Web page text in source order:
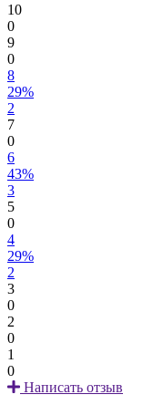
10
0
9
0
8
29%
2
7
0
6
43%
3
5
0
4
29%
2
3
0
2
0
1
0
Написать отзыв